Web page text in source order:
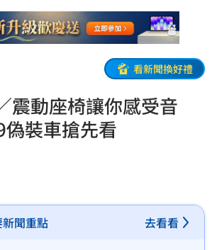
看新聞換好禮
震動座椅讓你感受音
裝車搶先看
聞重點 去看看